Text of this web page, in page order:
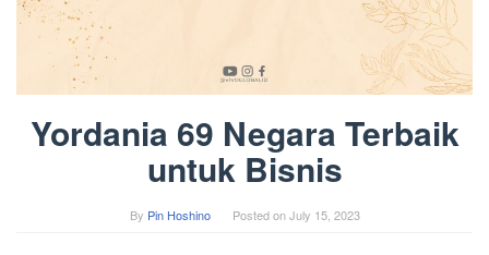
Yordania 69 Negara Terbaik
untuk Bisnis
By Pin Hoshino Posted onJuly 15, 2023